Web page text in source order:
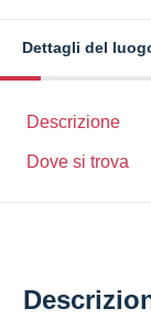
Dettagli del
Descrizione
Dove si trova